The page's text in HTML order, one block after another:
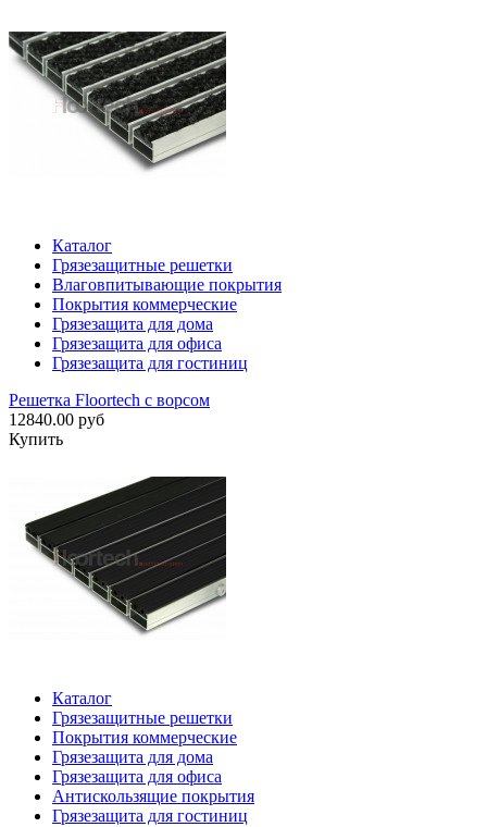
Каталог
Грязезащитные решетки
Влаговпитывающие покрытия
Покрытия коммерческие
Грязезащита для дома
Грязезащита для офиса
Грязезащита для гостиниц
Решетка Floortech с ворсом
12840.00 руб
Купить
Каталог
Грязезащитные решетки
Покрытия коммерческие
Грязезащита для дома
Грязезащита для офиса
Антискользящие покрытия
Грязезащита для гостиниц